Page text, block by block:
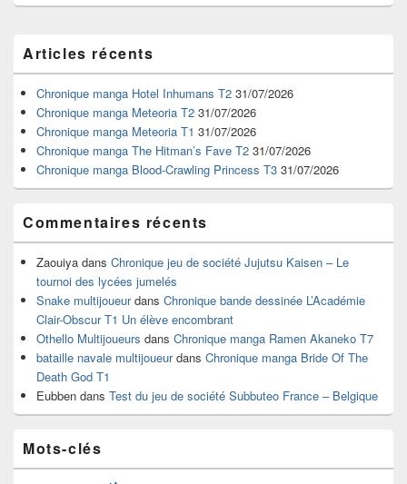
principale
de
widget
pour
barre
latérale
Articles récents
Chronique manga Hotel Inhumans T2 31/07/2026
Chronique manga Meteoria T2 31/07/2026
Chronique manga Meteoria T1 31/07/2026
Chronique manga The Hitman’s Fave T2 31/07/2026
Chronique manga Blood-Crawling Princess T3 31/07/2026
Commentaires récents
Zaouiya dans Chronique jeu de société Jujutsu Kaisen – Le
tournoi des lycées jumelés
Snake multijoueurdans Chronique bande dessinée L’Académie
Clair-Obscur T1 Un élève encombrant
Othello Multijoueurs dans Chronique manga Ramen Akaneko T7
bataille navale multijoueurdans Chronique manga Bride Of The
Death God T1
Eubben dans Test du jeu de société Subbuteo France – Belgique
Mots-clés